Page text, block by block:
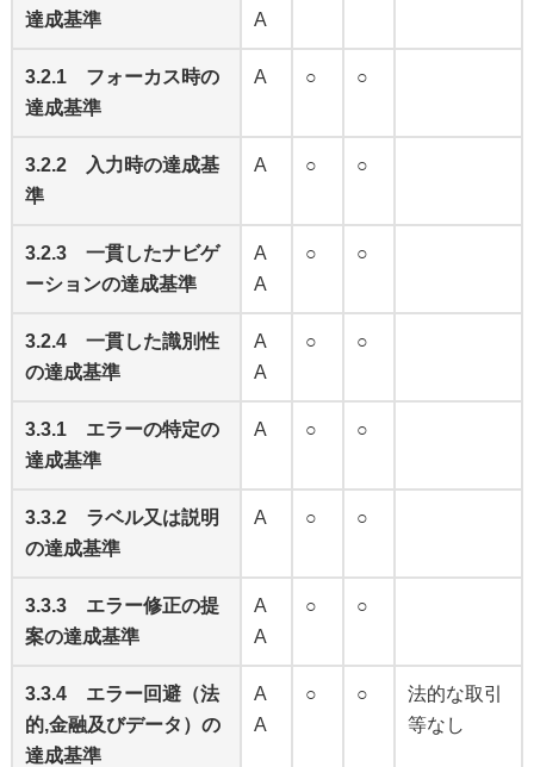
達成基準
A
3.2.1 フォーカス時の
達成基準
A ○ ○
3.2.2 入力時の達成基
準
A ○ ○
3.2.3 一貫したナビゲ
ーションの達成基準
A
A
○ ○
3.2.4 一貫した識別性
の達成基準
A
A
○ ○
3.3.1 エラーの特定の
達成基準
A ○ ○
3.3.2 ラベル又は説明
の達成基準
A ○ ○
3.3.3 エラー修正の提
案の達成基準
A
A
○ ○
3.3.4 エラー回避（法
的,金融及びデータ）の
達成基準
A
A
○ ○
法的な取引
等なし